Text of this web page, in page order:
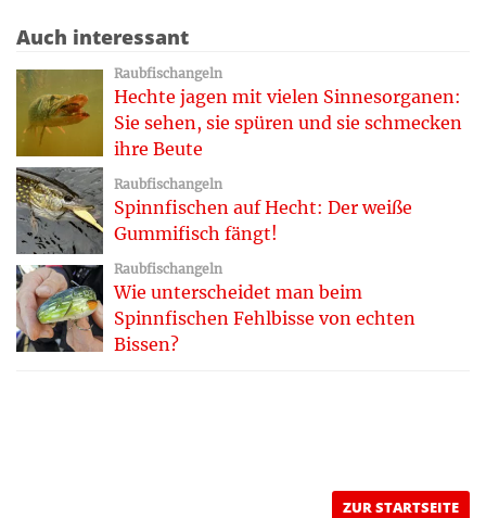
Auch interessant
Raubfischangeln
Hechte jagen mit vielen Sinnesorganen:
Sie sehen, sie spüren und sie schmecken
ihre Beute
Raubfischangeln
Spinnfischen auf Hecht: Der weiße
Gummifisch fängt!
Raubfischangeln
Wie unterscheidet man beim
Spinnfischen Fehlbisse von echten
Bissen?
ZUR STARTSEITE